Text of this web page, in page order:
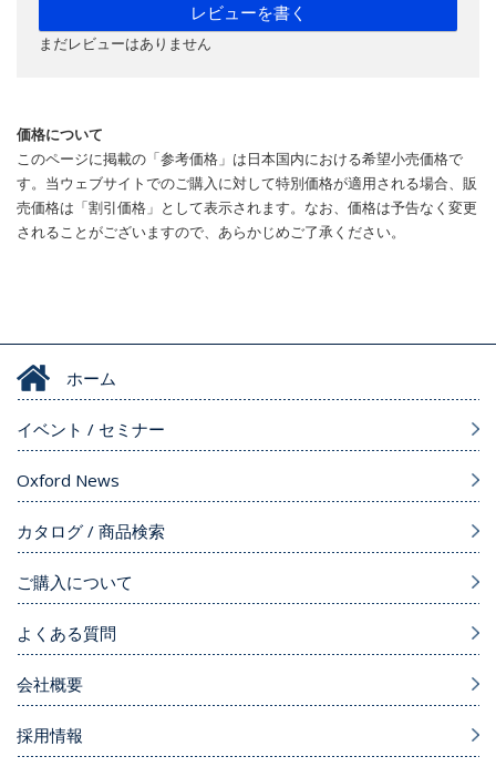
レビューを書く
まだレビューはありません
価格について
このページに掲載の「参考価格」は日本国内における希望小売価格で
す。当ウェブサイトでのご購入に対して特別価格が適用される場合、販
売価格は「割引価格」として表示されます。なお、価格は予告なく変更
されることがございますので、あらかじめご了承ください。
ホーム
イベント / セミナー
Oxford News
カタログ / 商品検索
ご購入について
よくある質問
会社概要
採用情報